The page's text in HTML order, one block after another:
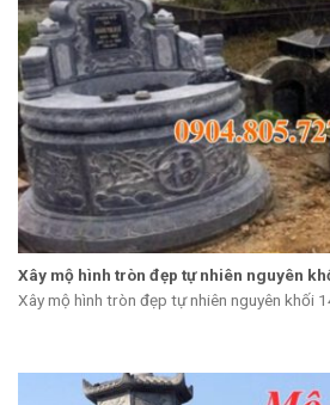
Xây mộ hình tròn đẹp tự nhiên nguyên
Xây mộ hình tròn đẹp tự nhiên nguyên khối